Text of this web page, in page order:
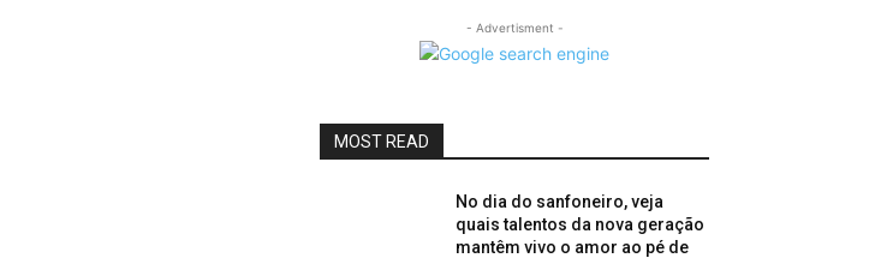
- Advertisment -
MOST READ
No dia do sanfoneiro, veja
quais talentos da nova geração
mantêm vivo o amor ao pé de